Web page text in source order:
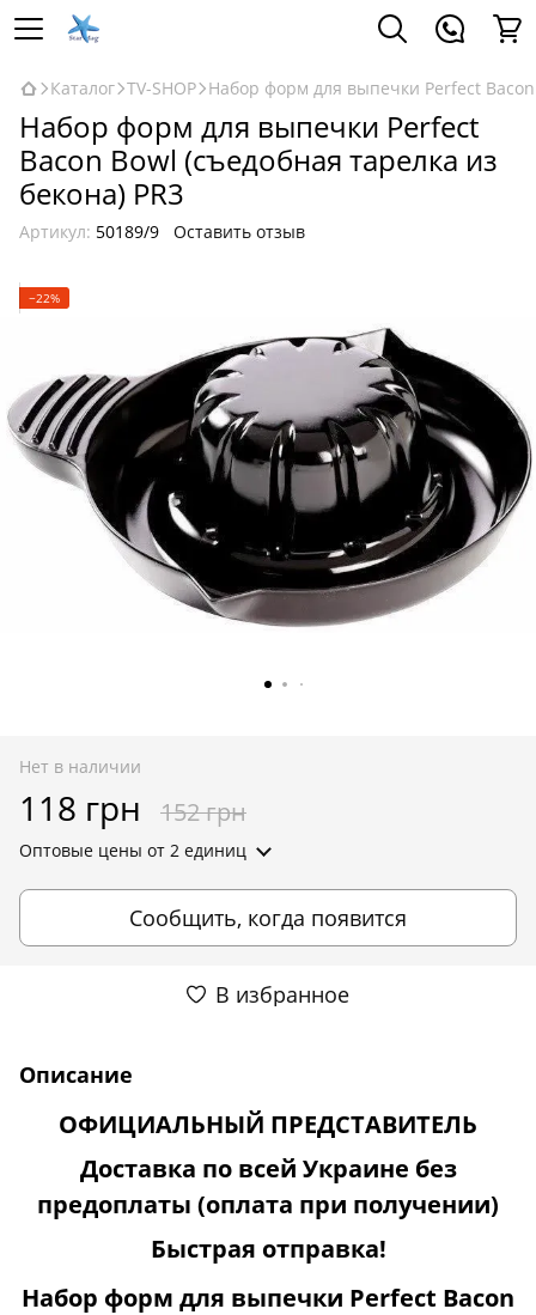
Каталог TV-SHOP Набор форм для выпечки Perfect Bacon
Набор форм для выпечки Perfect
Bacon Bowl (съедобная тарелка из
бекона) PR3
Артикул: 50189/9 Оставить отзыв
−22%
Нет в наличии
118 грн 152 грн
Оптовые цены от 2 единиц
Сообщить, когда появится
В избранное
Описание
ОФИЦИАЛЬНЫЙ ПРЕДСТАВИТЕЛЬ
Доставка по всей Украине без
предоплаты (оплата при получении)
Быстрая отправка!
Набор форм для выпечки Perfect Bacon